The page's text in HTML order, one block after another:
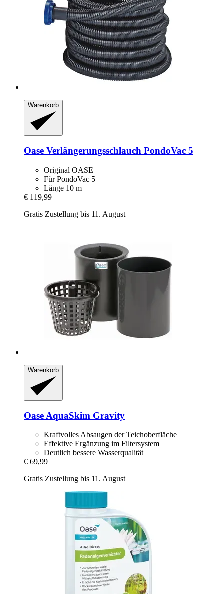
Warenkorb
Oase Verlängerungsschlauch PondoVac 5
Original OASE
Für PondoVac 5
Länge 10 m
€ 119,99
Gratis Zustellung bis 11. August
Warenkorb
Oase AquaSkim Gravity
Kraftvolles Absaugen der Teichoberfläche
Effektive Ergänzung im Filtersystem
Deutlich bessere Wasserqualität
€ 69,99
Gratis Zustellung bis 11. August